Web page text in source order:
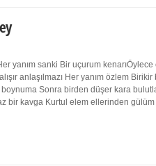
yanım sanki Bir uçurum kenarıÖylece
anlaşılmazı Her yanım özlem
boynuma Sonra birden düşer kara
bir kavga Kurtul elem ellerinden gülüm